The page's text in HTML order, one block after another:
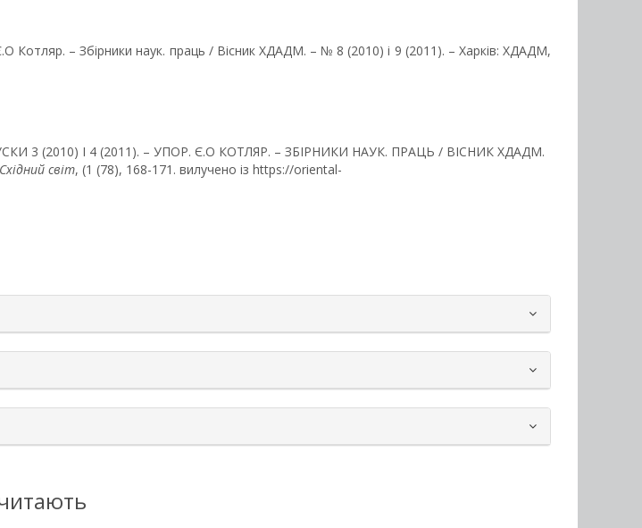
Котляр. – Збірники наук. праць / Вісник ХДАДМ. – № 8 (2010) і 9 (2011). – Харків: ХДАДМ,
3 (2010) І 4 (2011). – УПОР. Є.О КОТЛЯР. – ЗБІРНИКИ НАУК. ПРАЦЬ / ВІСНИК ХДАДМ.
Східний світ, (1 (78), 168-171. вилучено із https://oriental-